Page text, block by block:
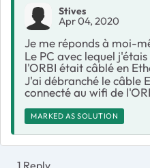
Stives
Apr 04, 2020
Je me réponds à moi-
Le PC avec lequel
l'ORBI était câblé en
J'ai débranché le câble
connecté au wifi de
MARKED AS SOLUTION
1 Reply